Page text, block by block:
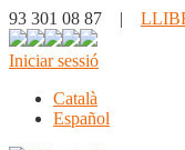
93 301 08 87 |
Iniciar sessió
Català
Español